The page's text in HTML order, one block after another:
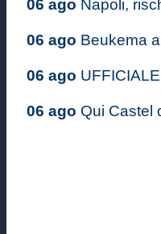
06 ago Napoli,
06 ago Beukema
06 ago
06 ago Qui Castel